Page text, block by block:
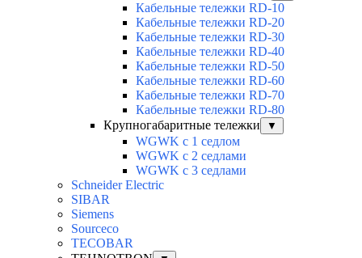
Кабельные тележки RD-10
Кабельные тележки RD-20
Кабельные тележки RD-30
Кабельные тележки RD-40
Кабельные тележки RD-50
Кабельные тележки RD-60
Кабельные тележки RD-70
Кабельные тележки RD-80
Крупногабаритные тележки
▼
WGWK с 1 седлом
WGWK c 2 седлами
WGWK c 3 седлами
Schneider Electric
SIBAR
Siemens
Sourceco
TECOBAR